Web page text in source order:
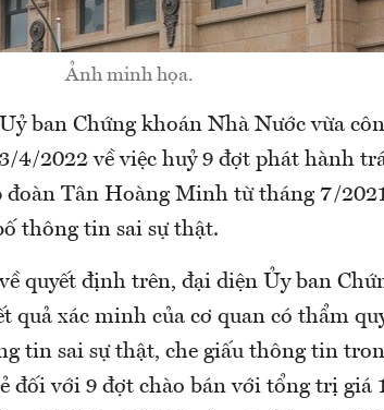
Ảnh minh họa.
ban Chứng khoán Nhà Nước vừa
4/2022 về việc huỷ 9 đợt phát hành
đoàn Tân Hoàng Minh từ tháng 7/
thông tin sai sự thật.
quyết định trên, đại diện Ủy ban
quả xác minh của cơ quan có thẩm
tin sai sự thật, che giấu thông tin
đối với 9 đợt chào bán với tổng trị giá